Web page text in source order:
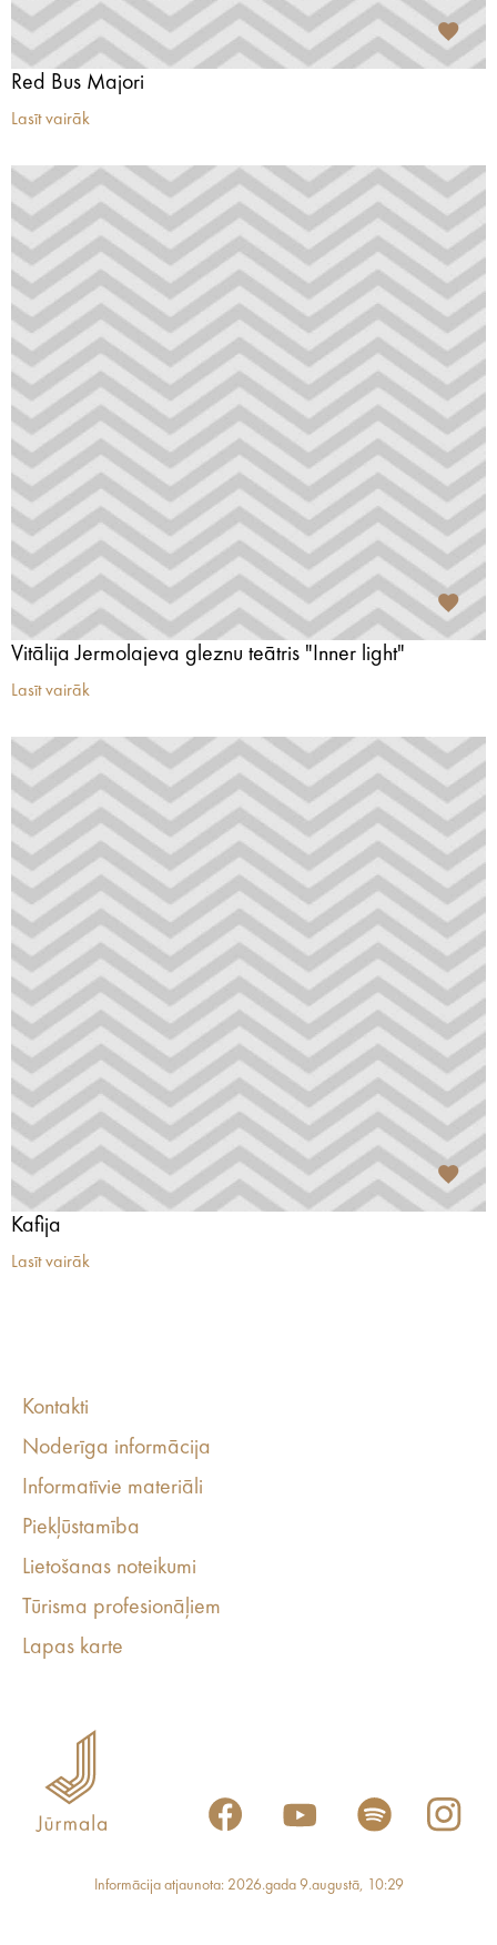
Red Bus Majori
Lasīt vairāk
Vitālija Jermolajeva gleznu teātris "Inner light"
Lasīt vairāk
Kafija
Lasīt vairāk
Kontakti
Noderīga informācija
Informatīvie materiāli
Piekļūstamība
Lietošanas noteikumi
Tūrisma profesionāļiem
Lapas karte
Informācija atjaunota: 2026.gada 9.augustā, 10:29